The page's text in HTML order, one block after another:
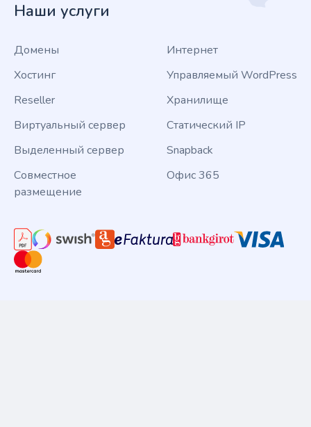
Наши услуги
Домены
Хостинг
Reseller
Виртуальный сервер
Выделенный сервер
Совместное
размещение
Интернет
Управляемый WordPress
Хранилище
Статический IP
Snapback
Офис 365